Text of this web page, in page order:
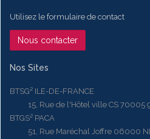
Utilisez le formulaire de contact
Nous contacter
Nos Sites
BTSG² ILE-DE-FRANCE
15, Rue de l'Hôtel ville CS 70005
BTGS² PACA
51, Rue Maréchal Joffre 06000